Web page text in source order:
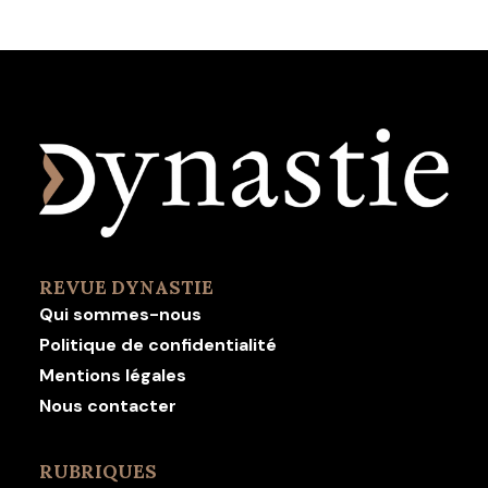
REVUE DYNASTIE
Qui sommes-nous
Politique de confidentialité
Mentions légales
Nous contacter
RUBRIQUES